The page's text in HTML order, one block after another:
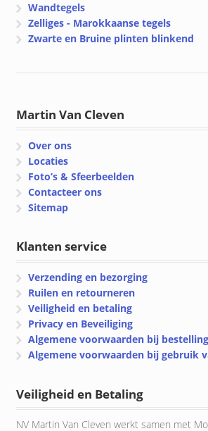
Wandtegels
Zelliges - Marokkaanse tegels
Zwarte en Bruine plinten blinkend
Martin Van Cleven
Over ons
Locaties
Foto’s & Sfeerbeelden
Contacteer ons
Sitemap
Klanten service
Verzending en bezorging
Ruilen en retourneren
Veiligheid en betaling
Privacy en Beveiliging
Algemene voorwaarden bij bestelling
Algemene voorwaarden bij gebruik
Veiligheid en Betaling
NV Martin Van Cleven werkt samen met